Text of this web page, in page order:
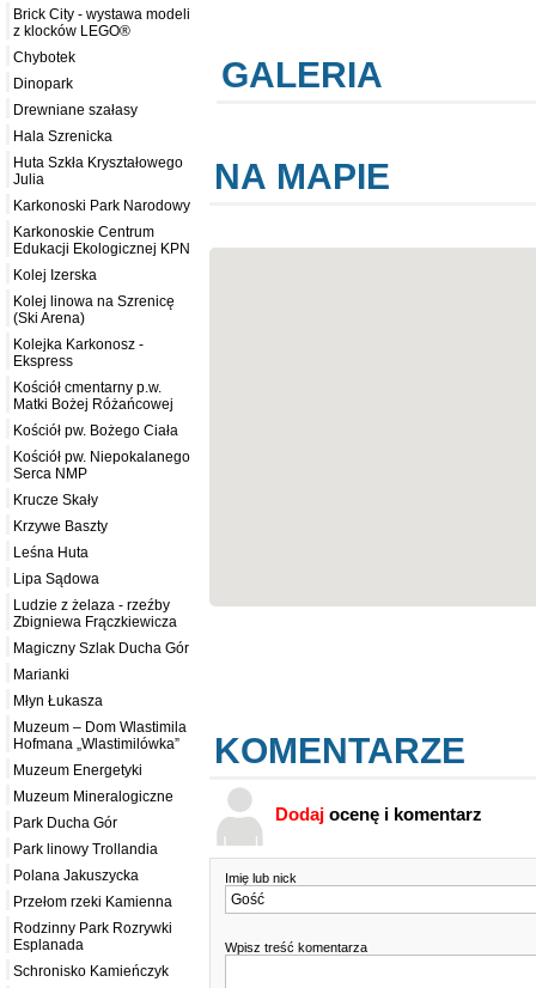
Brick City - wystawa modeli
z klocków LEGO®
Chybotek
Dinopark
Drewniane szałasy
Hala Szrenicka
Huta Szkła Kryształowego
Julia
Karkonoski Park Narodowy
Karkonoskie Centrum
Edukacji Ekologicznej KPN
Kolej Izerska
Kolej linowa na Szrenicę
(Ski Arena)
Kolejka Karkonosz -
Ekspress
Kościół cmentarny p.w.
Matki Bożej Różańcowej
Kościół pw. Bożego Ciała
Kościół pw. Niepokalanego
Serca NMP
Krucze Skały
Krzywe Baszty
Leśna Huta
Lipa Sądowa
Ludzie z żelaza - rzeźby
Zbigniewa Frączkiewicza
Magiczny Szlak Ducha Gór
Marianki
Młyn Łukasza
Muzeum – Dom Wlastimila
Hofmana „Wlastimilówka”
Muzeum Energetyki
Muzeum Mineralogiczne
Park Ducha Gór
Park linowy Trollandia
Polana Jakuszycka
Przełom rzeki Kamienna
Rodzinny Park Rozrywki
Esplanada
Schronisko Kamieńczyk
GALERIA
NA MAPIE
KOMENTARZE
Dodaj ocenę i komentarz
Imię lub nick
Wpisz treść komentarza